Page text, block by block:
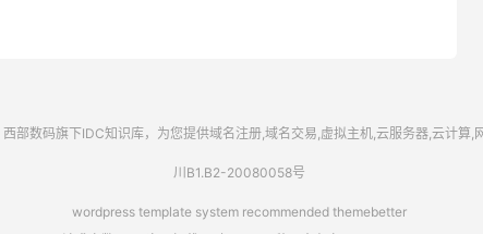
西部数码旗下IDC知识库，为您提供域名注册,域名交易,虚拟主机,云服务器,云计算,
川B1.B2-20080058号
wordpress template system recommended themebetter